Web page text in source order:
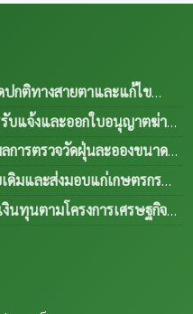
ปกติทางสายตาและแก้ไข
กลุ่มผู้สูงอายุและผู้ด้อยโอกาส
04 ส.ค. 2569
รับแจ้งและออกใบอนุญาตฆ่า
04 ส.ค. 2569
การตรวจวัดฝุ่นละอองขนาด
าคม 2569
04 ส.ค.
ดิมและส่งมอบแก่เกษตรกร
อายุครบ 18 เดือน ขยายให้
นทีตำบลทุ่งกเสริมอาชีพเลี้ยง
รให้ยืมเพื่อการผลิต ภายใต้
นทุนตามโครงการเศรษฐกิจ